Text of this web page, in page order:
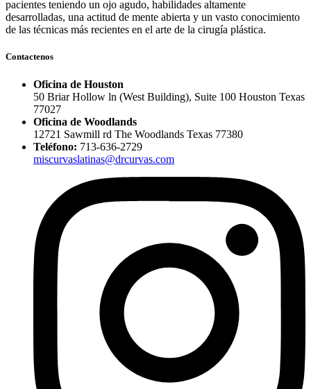
pacientes teniendo un ojo agudo, habilidades altamente
desarrolladas, una actitud de mente abierta y un vasto conocimiento
de las técnicas más recientes en el arte de la cirugía plástica.
Contactenos
Oficina de Houston
50 Briar Hollow ln (West Building), Suite 100 Houston Texas
77027
Oficina de Woodlands
12721 Sawmill rd The Woodlands Texas 77380
Teléfono: 713-636-2729
miscurvaslatinas@drcurvas.com